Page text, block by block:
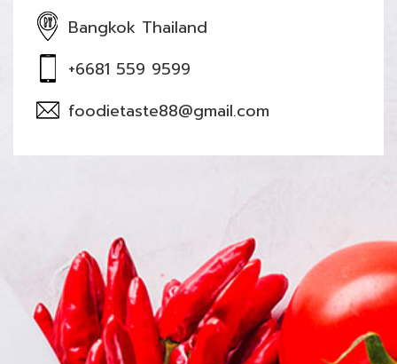
Bangkok Thailand
+6681 559 9599
foodietaste88@gmail.com